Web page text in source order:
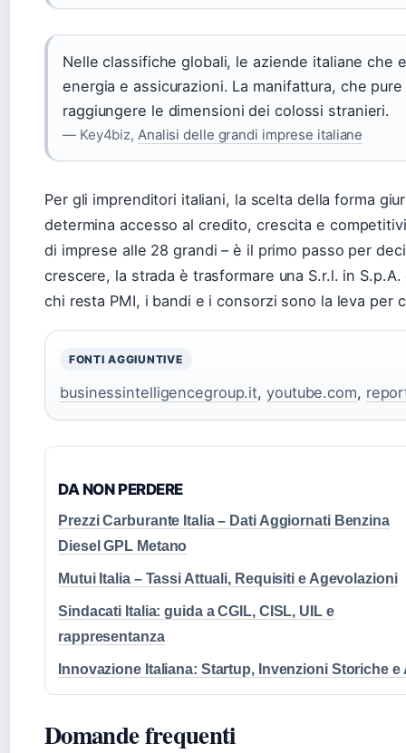
Nelle classifiche globali, le aziende italiane che
energia e assicurazioni. La manifattura, che
raggiungere le dimensioni dei colossi stranieri.
— Key4biz, Analisi delle grandi imprese italiane
Per gli imprenditori italiani, la scelta della forma
determina accesso al credito, crescita e
di imprese alle 28 grandi – è il primo passo per
crescere, la strada è trasformare una S.r.l. in
chi resta PMI, i bandi e i consorzi sono la leva per
FONTI AGGIUNTIVE
businessintelligencegroup.it,youtube.com,
DA NON PERDERE
Prezzi Carburante Italia – Dati Aggiornati Benzina
Diesel GPL Metano
Mutui Italia – Tassi Attuali, Requisiti e Agevolazioni
Sindacati Italia: guida a CGIL, CISL, UIL e
rappresentanza
Innovazione Italiana: Startup, Invenzioni Storiche e
Domande frequenti